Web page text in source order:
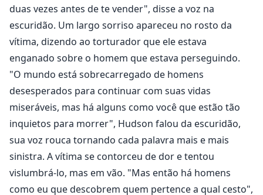
duas vezes antes de te vender", disse a voz na
escuridão. Um largo sorriso apareceu no rosto da
vítima, dizendo ao torturador que ele estava
enganado sobre o homem que estava perseguindo.
"O mundo está sobrecarregado de homens
desesperados para continuar com suas vidas
miseráveis, mas há alguns como você que estão tão
inquietos para morrer", Hudson falou da escuridão,
sua voz rouca tornando cada palavra mais e mais
sinistra. A vítima se contorceu de dor e tentou
vislumbrá-lo, mas em vão. "Mas então há homens
como eu que descobrem quem pertence a qual cesto",